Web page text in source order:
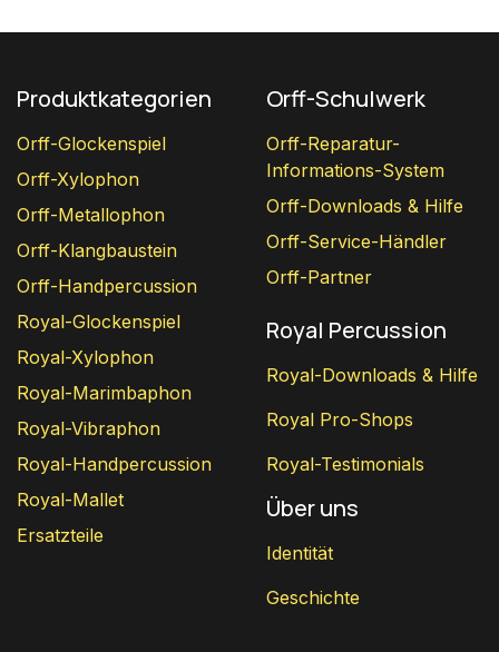
Produktkategorien
Orff-Glockenspiel
Orff-Xylophon
Orff-Metallophon
Orff-Klangbaustein
Orff-Handpercussion
Royal-Glockenspiel
Royal-Xylophon
Royal-Marimbaphon
Royal-Vibraphon
Royal-Handpercussion
Royal-Mallet
Ersatzteile
Orff-Schulwerk
Orff-Reparatur-
Informations-System
Orff-Downloads & Hilfe
Orff-Service-Händler
Orff-Partner
Royal Percussion
Royal-Downloads & Hilfe
Royal Pro-Shops
Royal-Testimonials
Über uns
Identität
Geschichte